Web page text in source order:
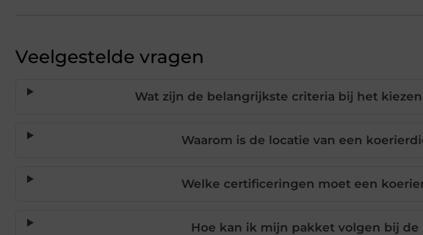
Veelgestelde vragen
Wat zijn de belangrijkste criteria bij het
Waarom is de locatie van een
Welke certificeringen moet een
Hoe kan ik mijn pakket volgen bij de